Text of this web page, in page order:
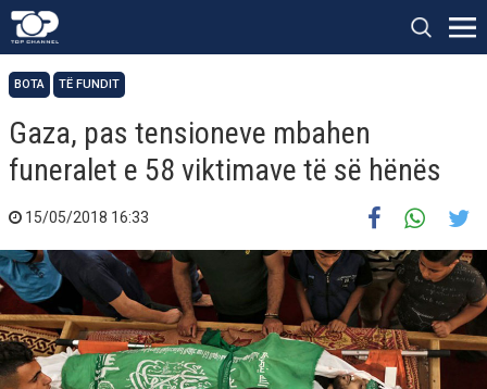
BOTA TË FUNDIT
Gaza, pas tensioneve mbahen
funeralet e 58 viktimave të së hënës
15/05/2018 16:33